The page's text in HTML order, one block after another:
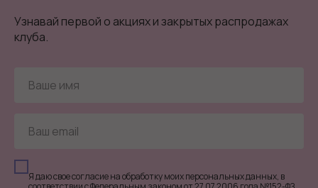
Узнавай первой о акциях и закрытых распродажах
клуба.
Я даю свое согласие на обработку моих персональных данных, в